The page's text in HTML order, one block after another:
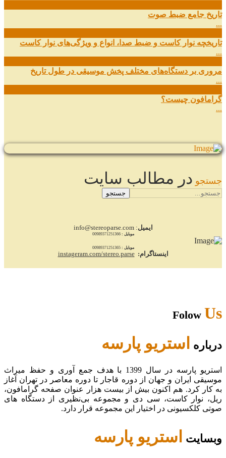
تاریخ جامع ضبط صوت
...
تاریخچه نوار کاست و ضبط صدا، انواع و ویژگی‌های نوار کاست
...
مروری بر دستگاه‌های مختلف پخش موسیقی در طول تاریخ
...
گرامافون چیست؟
...
جستجو در مطالب سایت
جستجو
ایمیل : info@stereoparse.com
موبایل :00989371251366
موبایل :00989371251365
اینستاگرام: instageram.com/stereo.parse
FolowUs
درباره استریو پارسه
استریو پارسه در سال 1399 با هدف جمع آوری و حفظ میراث
موسیقی ایران و جهان از دوره قاجار تا دوره معاصر در تهران آغاز
به کار کرد. هم اکنون بیش از بیست هزار عنوان صفحه گرامافون،
ریل، نوار کاست، سی دی و مجموعه بی‌نظیری از دستگاه های
صوتی کلکسیونی در اختیار این مجموعه قرار دارد.
وبسایت استریو پارسه